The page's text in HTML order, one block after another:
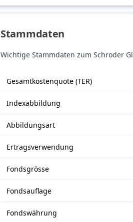
Stammdaten
Wichtige Stammdaten zum Schroder
Gesamt­kosten­quote (TER)
Index­abbildung
Abbildungs­art
Ertrags­verwendung
Fonds­grösse
Fonds­auflage
Fonds­währung